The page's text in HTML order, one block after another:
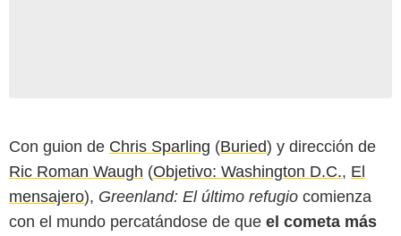
Con guion de Chris Sparling (Buried) y dirección de
Ric Roman Waugh (Objetivo: Washington D.C., El
mensajero), Greenland: El último refugio comienza
con el mundo percatándose de que el cometa más